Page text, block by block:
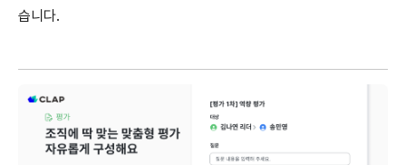
습니다.